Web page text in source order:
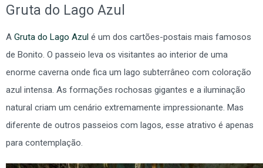
Gruta do Lago Azul
A Gruta do Lago Azul é um dos cartões-postais mais famosos
de Bonito. O passeio leva os visitantes ao interior de uma
enorme caverna onde fica um lago subterrâneo com coloração
azul intensa. As formações rochosas gigantes e a iluminação
natural criam um cenário extremamente impressionante. Mas
diferente de outros passeios com lagos, esse atrativo é apenas
para contemplação.